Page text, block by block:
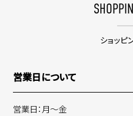
ショッピ
営業日について
営業日：月～金